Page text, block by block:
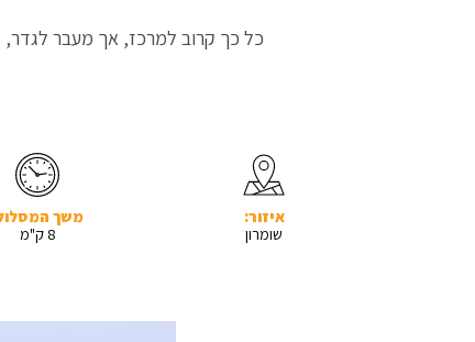
כל כך קרוב למרכז, אך מעבר לגדר,
איזור:
שומרון
משך
8 ק"מ